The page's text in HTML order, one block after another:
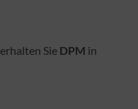
erhalten Sie DPM in